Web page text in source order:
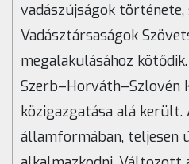
vadászújságok története,
Vadásztársaságok
megalakulásához
Szerb–Horváth–Szlovén
közigazgatása alá
államformában, teljesen